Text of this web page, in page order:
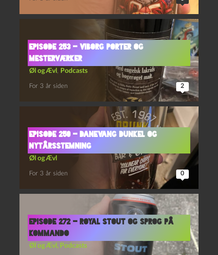
Episode 253 – Viborg Porter og
Mesterværker
Øl og Ævl , Podcasts
For 3 år siden 2
Episode 250 – Danevang Dunkel og
Nytårsstemning
Øl og Ævl
For 3 år siden 0
Episode 272 – Royal Stout og Sprog På
Kommando
Øl og Ævl , Podcasts